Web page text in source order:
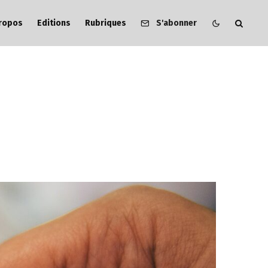
Editions Rubriques S'abonner